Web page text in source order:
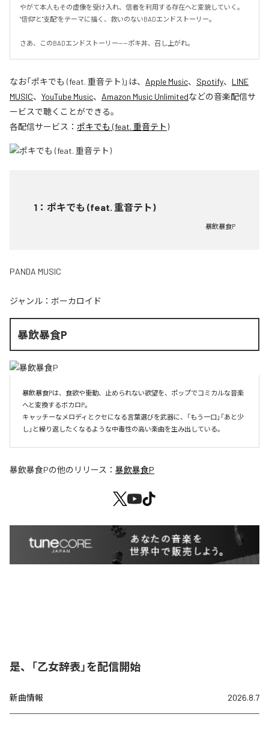
やがて本人もその虚像を受け入れ、信者を利用する存在へと変貌していく。
"信仰"と"支配"をテーマに描く、救いのないBADエンドストーリー。
さあ、このBADエンドストーリー——ポキ丼、召し上がれ。
なお「ポキでも (feat. 重音テト)」は、 Apple Music、 Spotify、 LINE
MUSIC、 YouTube Music、 Amazon Music Unlimitedなどの音楽配信サ
ービスで聴くことができる。
各配信サービス： ポキでも (feat. 重音テト)
1 ： ポキでも (feat. 重音テト)
暴飲暴食P
PANDA MUSIC
ジャンル： ボーカロイド
暴飲暴食P
暴飲暴食Pは、食欲や衝動、止められない欲望を、ポップでコミカルな音楽
へと変換するボカロP。
キャッチーなメロディとクセになる言葉選びを武器に、「もう一口」「あと少
し」と繰り返したくなるような中毒性の高い楽曲を生み出している。
暴飲暴食Pの他のリリース： 暴飲暴食P
是、「乙女辞表」を配信開始
新曲情報 2026.8.7